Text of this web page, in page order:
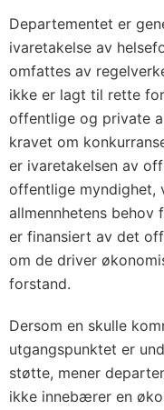
Departementet er
ivaretakelse av
omfattes av
ikke er lagt til rette
offentlige og private
kravet om
er ivaretakelsen av
offentlige myndighet,
allmennhetens behov
er finansiert av det
om de driver
forstand.
Dersom en skulle
utgangspunktet er
støtte, mener
ikke innebærer en